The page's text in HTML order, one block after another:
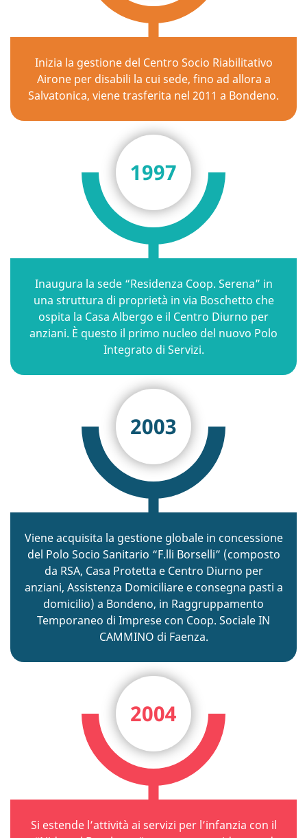
Inizia la gestione del Centro Socio Riabilitativo
Airone per disabili la cui sede, fino ad allora a
Salvatonica, viene trasferita nel 2011 a Bondeno.
1997
Inaugura la sede “Residenza Coop. Serena” in
una struttura di proprietà in via Boschetto che
ospita la Casa Albergo e il Centro Diurno per
anziani. È questo il primo nucleo del nuovo Polo
Integrato di Servizi.
2003
Viene acquisita la gestione globale in concessione
del Polo Socio Sanitario “F.lli Borselli” (composto
da RSA, Casa Protetta e Centro Diurno per
anziani, Assistenza Domiciliare e consegna pasti a
domicilio) a Bondeno, in Raggruppamento
Temporaneo di Imprese con Coop. Sociale IN
CAMMINO di Faenza.
2004
Si estende l’attività ai servizi per l’infanzia con il